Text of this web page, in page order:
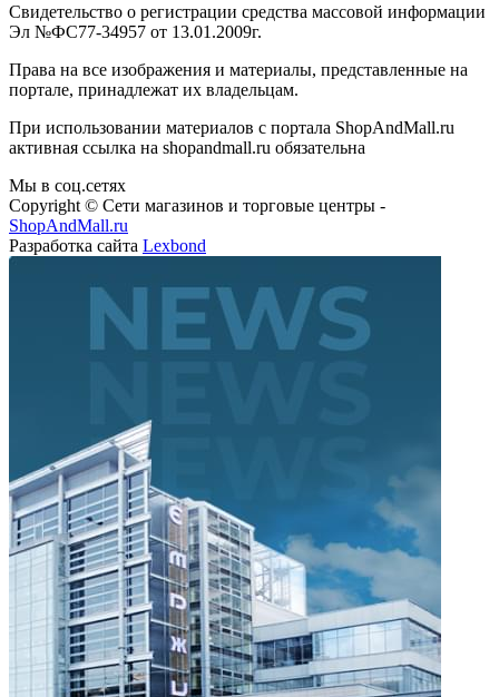
Свидетельство о регистрации средства массовой информации
Эл №ФС77-34957 от 13.01.2009г.
Права на все изображения и материалы, представленные на
портале, принадлежат их владельцам.
При использовании материалов с портала ShopAndMall.ru
активная ссылка на shopandmall.ru обязательна
Мы в соц.сетях
Copyright © Сети магазинов и торговые центры -
ShopAndMall.ru
Разработка сайта Lexbond